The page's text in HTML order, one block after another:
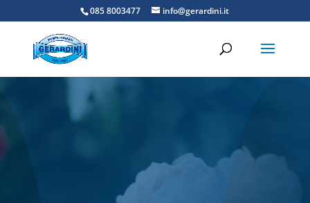
085 8003477 info@gerardini.it